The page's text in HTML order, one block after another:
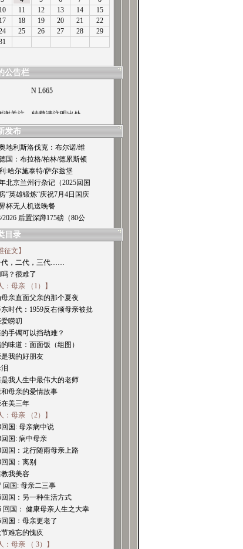
公告栏
发布
地利斯洛伐克：布尔诺/维
国：布拉格/柏林/德累斯顿
:哈尔施泰特/萨尔兹堡
北京兰州行杂记（2025回国
“英雄锻炼“庆祝7月4日国庆
杯无人机送晚餐
2026 后置深蹲175磅（80公
目录
征文】
代，二代，三代……
吗？很难了
：母亲 （1）】
母亲直面父亲的那个夏夜
东时代：1959反右倾母亲被批
爱唠叨
的手镯可以挡劫难？
的味道：面面饭（组图）
是我的好朋友
是我人生中最伟大的老师
和母亲的爱情故事
在美三年
：母亲 （2）】
回国: 母亲病中说
回国: 病中母亲
回国：龙行随雨母亲上路
回国：离别
教我美容
回国: 母亲二三事
回国：另一种生活方式
回国： 健康母亲人生之大幸
回国：母亲更老了
节难忘的愧疚
：母亲 （ 3）】